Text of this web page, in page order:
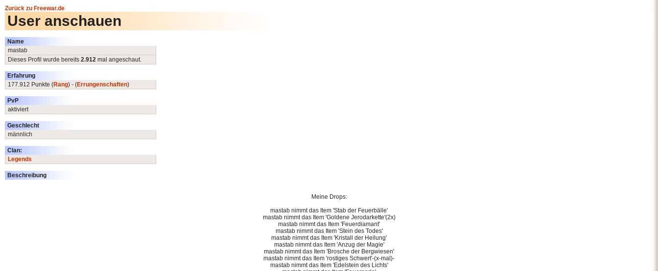
Zurück zu Freewar.de
User anschauen
Name
mastab
Dieses Profil wurde bereits 2.912 mal angeschaut.
Erfahrung
177.912 Punkte (Rang) - (Errungenschaften)
PvP
aktiviert
Geschlecht
männlich
Clan:
Legends
Beschreibung
Meine Drops:
mastab nimmt das Item 'Stab der Feuerbälle'
mastab nimmt das Item 'Goldene Jerodarkette'(2x)
mastab nimmt das Item 'Feuerdiamant'
mastab nimmt das Item 'Stein des Todes'
mastab nimmt das Item 'Kristall der Heilung'
mastab nimmt das Item 'Anzug der Magie'
mastab nimmt das Item 'Brosche der Bergwiesen'
mastab nimmt das Item 'rostiges Schwert'-(x-mal)-
mastab nimmt das Item 'Edelstein des Lichts'